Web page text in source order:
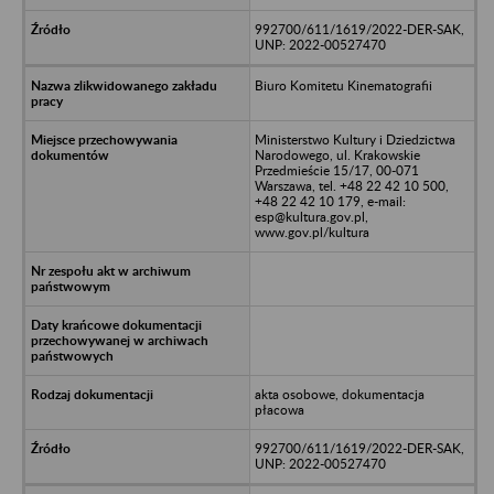
992700/611/1619/2022-DER-SAK,
UNP: 2022-00527470
Biuro Komitetu Kinematografii
Ministerstwo Kultury i Dziedzictwa
Narodowego, ul. Krakowskie
Przedmieście 15/17, 00-071
Warszawa, tel. +48 22 42 10 500,
+48 22 42 10 179, e-mail:
esp@kultura.gov.pl,
www.gov.pl/kultura
akta osobowe, dokumentacja
płacowa
992700/611/1619/2022-DER-SAK,
UNP: 2022-00527470